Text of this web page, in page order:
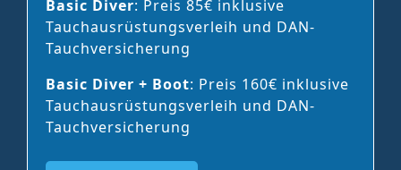
Basic Diver: Preis 85€ inklusive
Tauchausrüstungsverleih und DAN-
Tauchversicherung
Basic Diver + Boot: Preis 160€ inklusive
Tauchausrüstungsverleih und DAN-
Tauchversicherung